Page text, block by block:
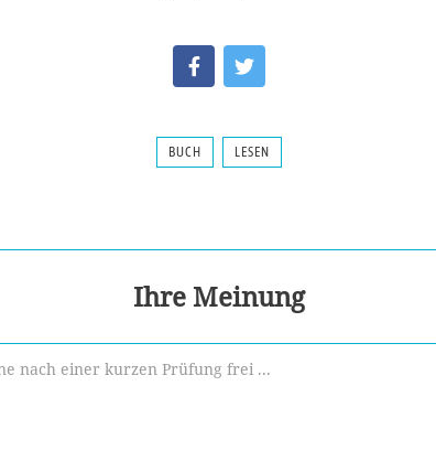
BUCH LESEN
Ihre Meinung